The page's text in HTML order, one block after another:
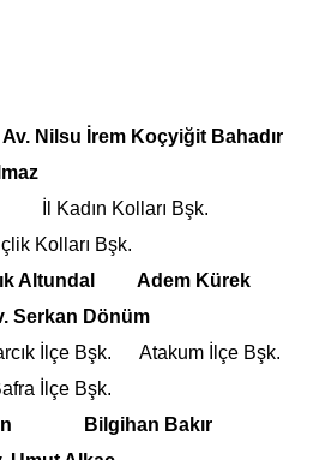
Nilsu İrem Koçyiğit Bahadır
İl Kadın Kolları Bşk.
Bşk.
Altundal Adem Kürek
Dönüm
İlçe Bşk. Atakum İlçe Bşk.
İlçe Bşk.
Bilgihan Bakır